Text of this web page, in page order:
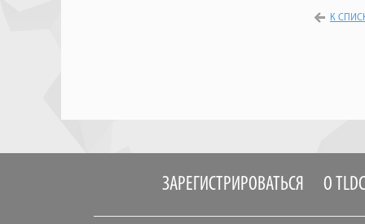
К
ЗАРЕГИСТРИРОВАТЬСЯ О